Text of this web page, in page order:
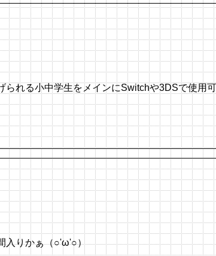
られる小中学生をメインにSwitchや3DSで使用
入りかぁ（○'ω'○）